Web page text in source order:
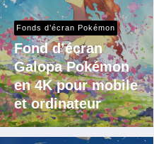
Fonds d’écran Pokémon
Fond d’écran
Galopa Pokémon
en 4K pour mobile
et ordinateur